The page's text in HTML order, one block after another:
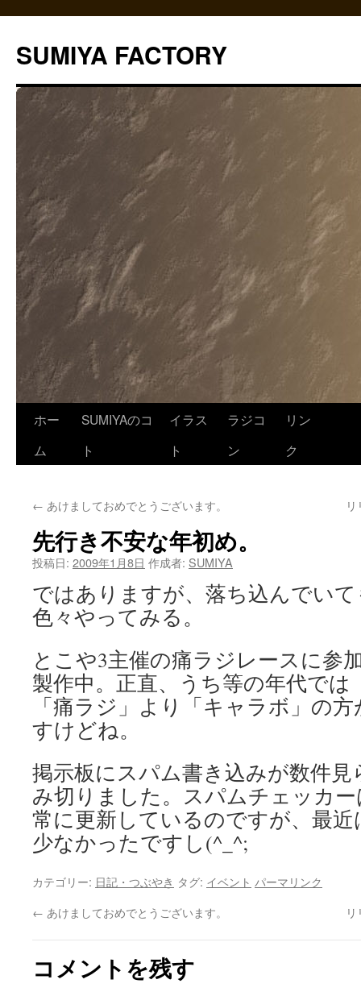
テ
ン
へ
SUMIYA FACTORY
ホー
ム
SUMIYAのコ
ト
イラス
ト
ラジコ
ン
リン
ク
← あけましておめでとうございます。
先行き不安な年初め。
投稿日: 2009年1月8日 作成者: SUMIYA
ではありますが、落ち込んでい
色々やってみる。
とこや3主催の痛ラジレースに参
製作中。正直、うち等の年代では
「痛ラジ」より「キャラボ」の
すけどね。
掲示板にスパム書き込みが数件
み切りました。スパムチェッカ
常に更新しているのですが、最
少なかったですし(^_^;
カテゴリー: 日記・つぶやき タグ: イベント パーマリンク
← あけましておめでとうございます。
コメントを残す